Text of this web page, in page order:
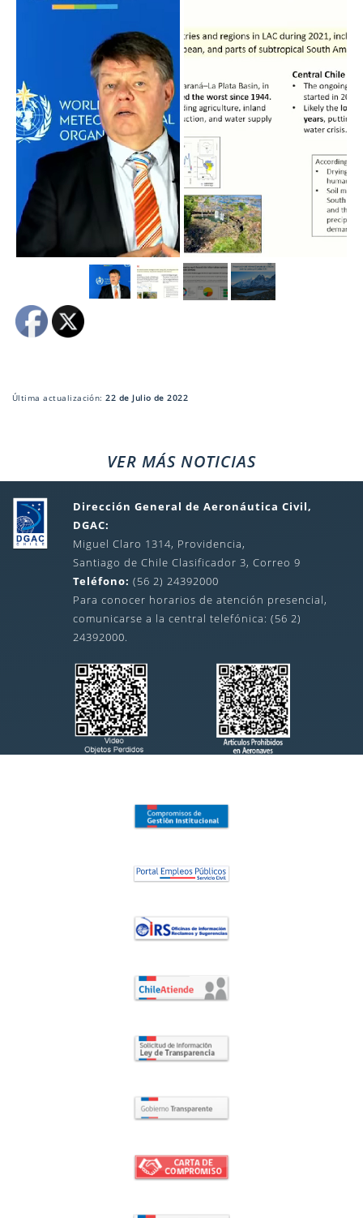
Última actualización:22 de Julio de 2022
VER MÁS NOTICIAS
Dirección General de Aeronáutica Civil,
DGAC:
Miguel Claro 1314, Providencia,
Santiago de Chile Clasificador 3, Correo 9
Teléfono: (56 2) 24392000
Para conocer horarios de atención presencial,
comunicarse a la central telefónica: (56 2)
24392000.